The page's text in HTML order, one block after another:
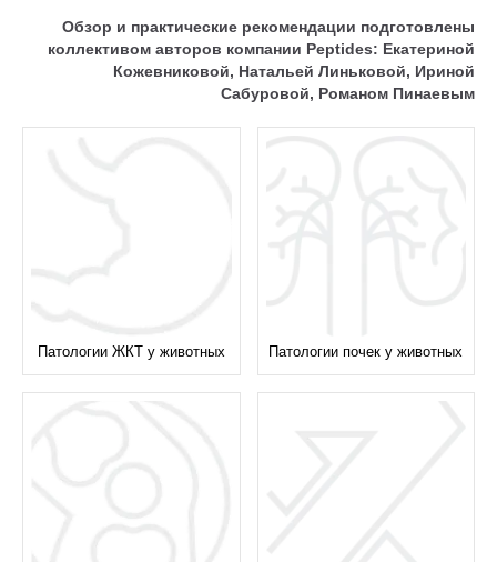
Обзор и практические рекомендации подготовлены
коллективом авторов компании Peptides: Екатериной
Кожевниковой, Натальей Линьковой, Ириной
Сабуровой, Романом Пинаевым
Патологии ЖКТ у животных Патологии почек у животных